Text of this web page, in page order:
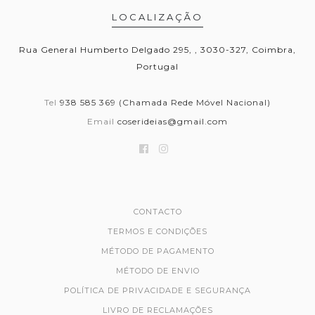
LOCALIZAÇÃO
Rua General Humberto Delgado 295, , 3030-327, Coimbra,
Portugal
Tel 938 585 369 (Chamada Rede Móvel Nacional)
Email coserideias@gmail.com
CONTACTO
TERMOS E CONDIÇÕES
MÉTODO DE PAGAMENTO
MÉTODO DE ENVIO
POLÍTICA DE PRIVACIDADE E SEGURANÇA
LIVRO DE RECLAMAÇÕES